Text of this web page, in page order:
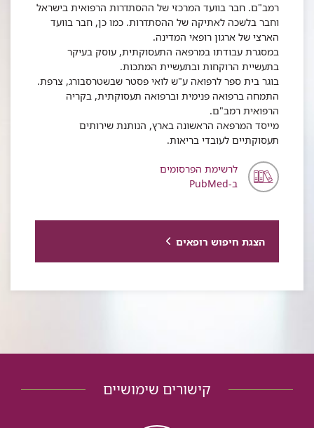
רמב"ם. חבר בוועד המרכזי של ההסתדרות הרפואית בישראל
וחבר בלשכה לאתיקה של ההסתדרות. כמו כן, חבר בוועד
הארצי של ארגון רופאי המדינה.
במסגרת עבודתו במרפאה התעסוקתית, עוסק בעיקר
בתעשיית הרוקחות ובתעשיית המתכות.
בוגר בית ספר לרפואה ע"ש לואי פסטר שבשטרסבורג, צרפת.
התמחה ברפואה פנימית וברפואה תעסוקתית, בקריה
הרפואית רמב"ם.
מייסד המרפאה הראשונה בארץ, הנותנת שירותים
תעסוקתיים לעובדי בריאות.
לרשימת הפרסומים
ב-PubMed
הצגת חיפוש רופאים
קישורים שימושיים